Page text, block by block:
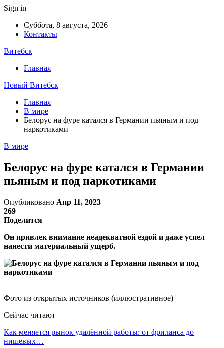
Sign in
Суббота, 8 августа, 2026
Контакты
Витебск
Главная
Новый Витебск
Главная
В мире
Белорус на фуре катался в Германии пьяным и под
наркотиками
В мире
Белорус на фуре катался в Германии
пьяным и под наркотиками
Опубликовано Апр 11, 2023
269
Поделится
Он привлек внимание неадекватной ездой и даже успел
нанести материальный ущерб.
Фото из открытых источников (иллюстративное)
Сейчас читают
Как меняется рынок удалённой работы: от фриланса до
нишевых…